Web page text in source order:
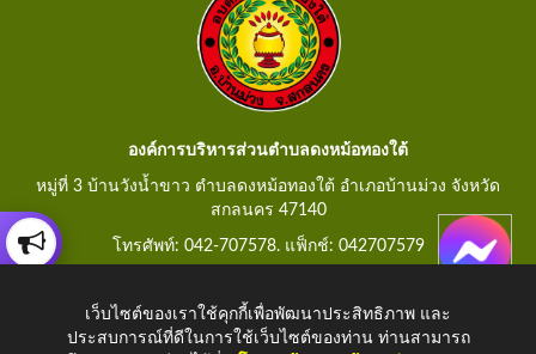
องค์การบริหารส่วนตำบลดงหม้อทองใต้
หมู่ที่ 3 บ้านวังน้ำขาว ตำบลดงหม้อทองใต้ อำเภอบ้านม่วง จังหวัด
สกลนคร 47140
โทรศัพท์: 042-707578. แฟ็กช์: 042707579
เว็บไซต์ของเราใช้คุกกี้เพื่อพัฒนาประสิทธิภาพ และ
ประสบการณ์ที่ดีในการใช้เว็บไซต์ของท่าน ท่านสามารถ